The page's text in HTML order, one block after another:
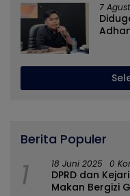
7
Berita Populer
1 18 Juni 2025 0
DPRD dan
Makan Bergizi